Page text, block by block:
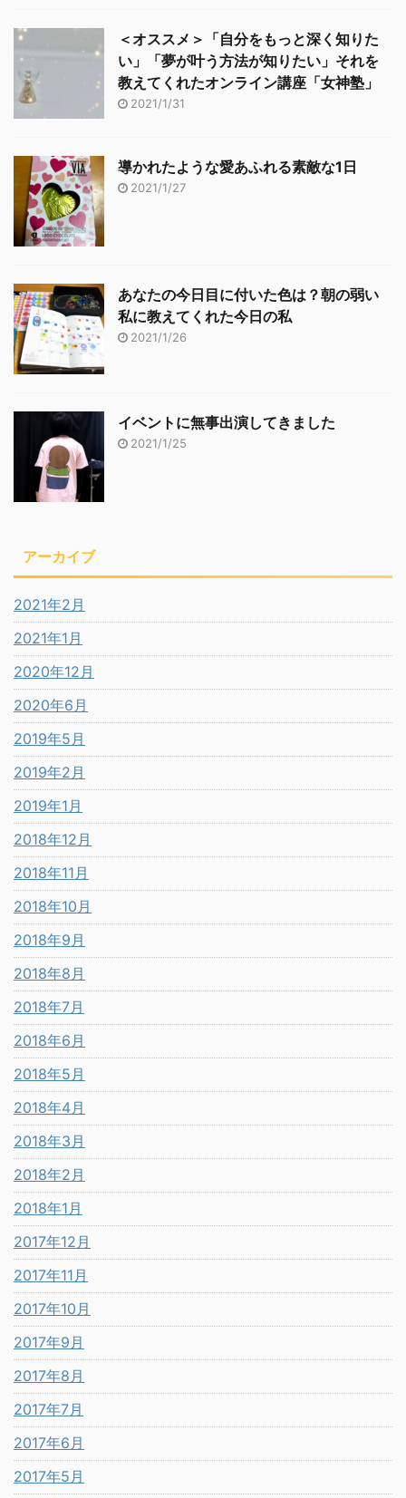
＜オススメ＞「自分をもっと深く知りた
い」「夢が叶う方法が知りたい」それを
教えてくれたオンライン講座「女神塾」
2021/1/31
導かれたような愛あふれる素敵な1日
2021/1/27
あなたの今日目に付いた色は？朝の弱い
私に教えてくれた今日の私
2021/1/26
イベントに無事出演してきました
2021/1/25
アーカイブ
2021年2月
2021年1月
2020年12月
2020年6月
2019年5月
2019年2月
2019年1月
2018年12月
2018年11月
2018年10月
2018年9月
2018年8月
2018年7月
2018年6月
2018年5月
2018年4月
2018年3月
2018年2月
2018年1月
2017年12月
2017年11月
2017年10月
2017年9月
2017年8月
2017年7月
2017年6月
2017年5月